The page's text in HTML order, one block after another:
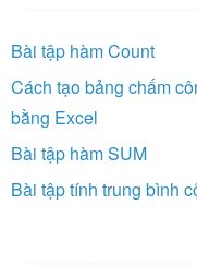
Bài tập hàm Count
Cách tạo bảng chấm
bằng Excel
Bài tập hàm SUM
Bài tập tính trung bình